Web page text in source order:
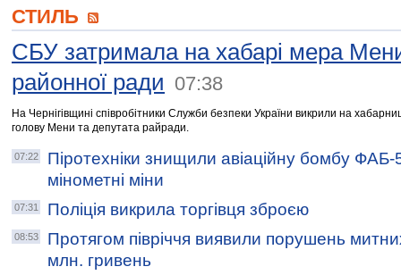
СТИЛЬ
СБУ затримала на хабарі мера
районної ради 07:38
На Чернігівщині співробітники Служби безпеки України викрили на
голову Мени та депутата райради.
07:22
Піротехніки знищили авіаційну бомбу ФАБ-
мінометні міни
07:31 Поліція викрила торгівця зброєю
08:53
Протягом півріччя виявили порушень
млн. гривень